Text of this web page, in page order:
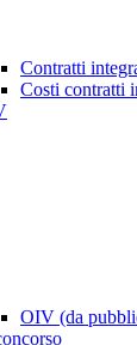
Contratti
Costi contratti
OIV (da